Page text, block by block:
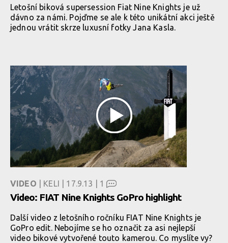
Letošní biková supersession Fiat Nine Knights je už
dávno za námi. Pojďme se ale k této unikátní akci ještě
jednou vrátit skrze luxusní fotky Jana Kasla.
VIDEO | KELI | 17.9.13 | 1
Video: FIAT Nine Knights GoPro highlight
Další video z letošního ročníku FIAT Nine Knights je
GoPro edit. Nebojíme se ho označit za asi nejlepší
video bikové vytvořené touto kamerou. Co myslíte vy?